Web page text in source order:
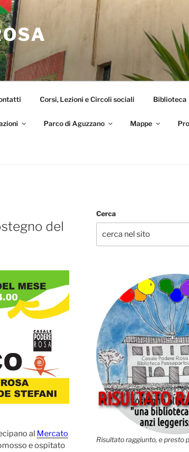
Corsi, Lezioni e Circoli sociali Biblioteca
Parco di Aguzzano Mappe
del
al Mercato
e ospitato
Cerca
Risultato raggiunto, e presto